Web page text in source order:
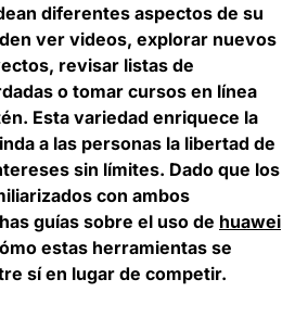
diferentes aspectos de su
ver videos, explorar nuevos
revisar listas de
o tomar cursos en línea
Esta variedad enriquece la
a las personas la libertad de
sin límites. Dado que los
con ambos
guías sobre el uso de huawei
estas herramientas se
sí en lugar de competir.